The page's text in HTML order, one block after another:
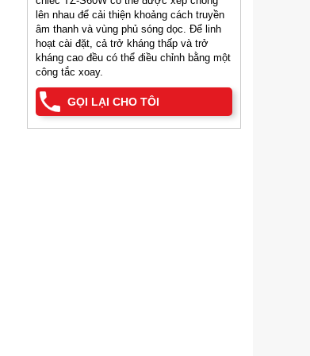
lên nhau để cải thiện khoảng cách truyền
âm thanh và vùng phủ sóng dọc. Để linh
hoạt cài đặt, cả trở kháng thấp và trở
kháng cao đều có thể điều chỉnh bằng một
công tắc xoay.
GỌI LẠI CHO TÔI